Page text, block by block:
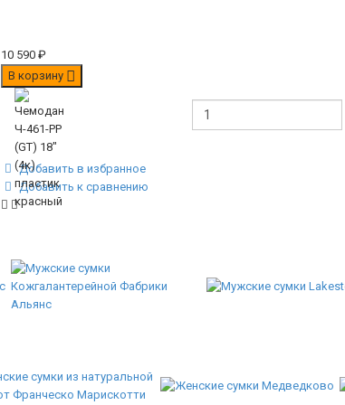
10 590 ₽
В корзину
Добавить в избранное
Добавить к сравнению